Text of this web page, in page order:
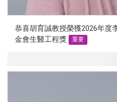
恭喜胡育誠教授榮獲2026年度
金會生醫工程獎
重要